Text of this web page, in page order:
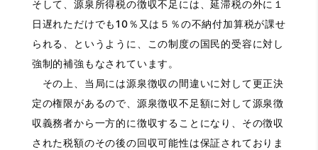
そして、源泉所得税の徴収不足には、延滞税の外に１
日遅れただけでも10％又は５％の不納付加算税が課せ
られる、というように、この制度の国民的受容に対し
強制的補強もなされています。
その上、当局には源泉徴収の間違いに対して更正決
定の権限があるので、源泉徴収不足額に対して源泉徴
収義務者から一方的に徴収することになり、その徴収
された税額のその後の回収可能性は保証されておりま